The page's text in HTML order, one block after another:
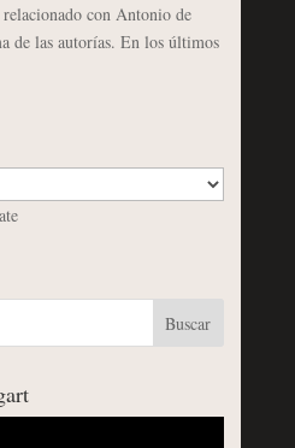
con Antonio de
de las autorías. En los últimos